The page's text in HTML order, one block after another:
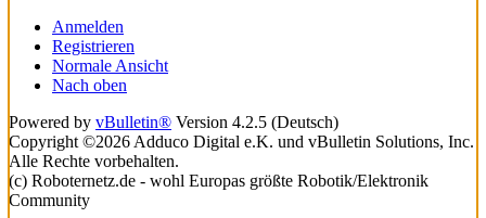
Anmelden
Registrieren
Normale Ansicht
Nach oben
Powered by vBulletin® Version 4.2.5 (Deutsch)
Copyright ©2026 Adduco Digital e.K. und vBulletin Solutions, Inc.
Alle Rechte vorbehalten.
(c) Roboternetz.de - wohl Europas größte Robotik/Elektronik
Community